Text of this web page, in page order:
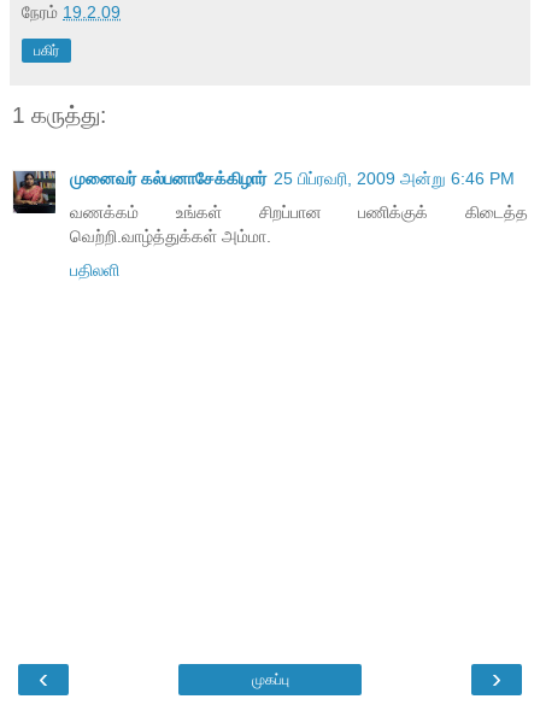
நேரம் 19.2.09
பகிர்
1 கருத்து:
முனைவர் கல்பனாசேக்கிழார் 25 பிப்ரவரி, 2009 அன்று 6:46 PM
வணக்கம் உங்கள் சிறப்பான பணிக்குக் கிடைத்த
வெற்றி.வாழ்த்துக்கள் அம்மா.
பதிலளி
‹ ›
முகப்பு